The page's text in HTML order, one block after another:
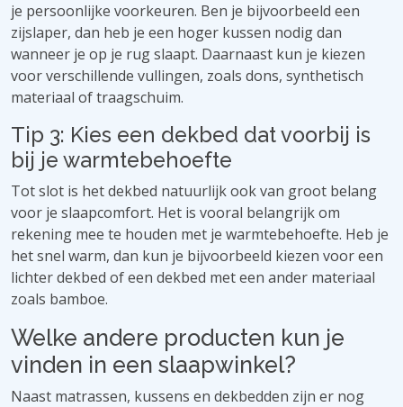
je persoonlijke voorkeuren. Ben je bijvoorbeeld een
zijslaper, dan heb je een hoger kussen nodig dan
wanneer je op je rug slaapt. Daarnaast kun je kiezen
voor verschillende vullingen, zoals dons, synthetisch
materiaal of traagschuim.
Tip 3: Kies een dekbed dat voorbij is
bij je warmtebehoefte
Tot slot is het dekbed natuurlijk ook van groot belang
voor je slaapcomfort. Het is vooral belangrijk om
rekening mee te houden met je warmtebehoefte. Heb je
het snel warm, dan kun je bijvoorbeeld kiezen voor een
lichter dekbed of een dekbed met een ander materiaal
zoals bamboe.
Welke andere producten kun je
vinden in een slaapwinkel?
Naast matrassen, kussens en dekbedden zijn er nog